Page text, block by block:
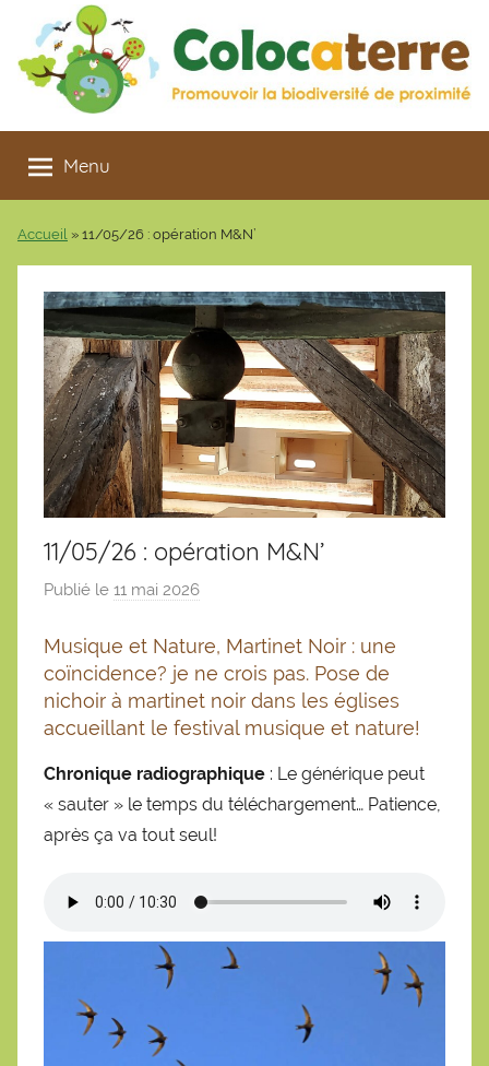
contenu
Colocaterre
Promouvoir
la
proximité
Menu
Accueil » 11/05/26 : opération M&N’
11/05/26 : opération M&N’
Publié le 11 mai 2026
r
S
é
b
t
i
n
Musique et Nature, Martinet Noir : une
coïncidence? je ne crois pas. Pose de
nichoir à martinet noir dans les églises
accueillant le festival musique et nature!
Chronique radiographique : Le générique peut
« sauter » le temps du téléchargement… Patience,
après ça va tout seul!